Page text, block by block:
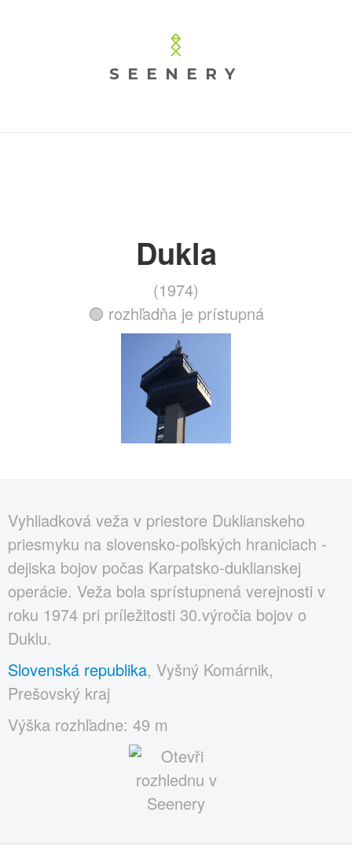
SEENERY
Dukla
(1974)
🟢 rozhľadňa je prístupná
Vyhliadková veža v priestore Duklianskeho
priesmyku na slovensko-poľských hraniciach -
dejiska bojov počas Karpatsko-duklianskej
operácie. Veža bola sprístupnená verejnosti v
roku 1974 pri príležitosti 30.výročia bojov o
Duklu.
Slovenská republika, Vyšný Komárnik,
Prešovský kraj
Výška rozhľadne: 49 m